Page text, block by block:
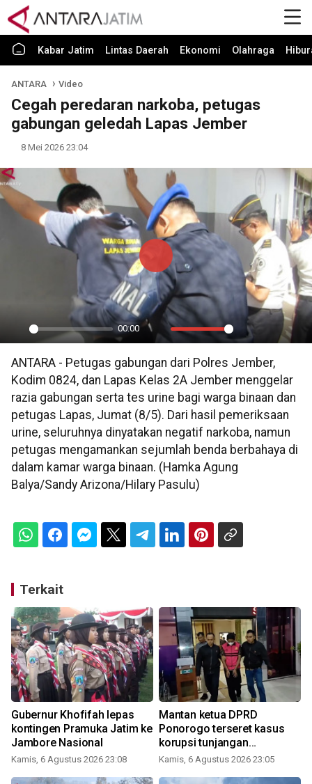
Kabar Jatim Lintas Daerah Ekonomi Olahraga
ANTARA Video
Cegah peredaran narkoba, petugas
gabungan geledah Lapas Jember
8 Mei 2026 23:04
Play
00:00
Mute Settings
PIP
Play
ANTARA - Petugas gabungan dari Polres Jember,
Kodim 0824, dan Lapas Kelas 2A Jember menggelar
razia gabungan serta tes urine bagi warga binaan dan
petugas Lapas, Jumat (8/5). Dari hasil pemeriksaan
urine, seluruhnya dinyatakan negatif narkoba, namun
petugas mengamankan sejumlah benda berbahaya di
dalam kamar warga binaan. (Hamka Agung
Balya/Sandy Arizona/Hilary Pasulu)
Terkait
Gubernur Khofifah lepas
kontingen Pramuka Jatim ke
Jambore Nasional
Kamis, 6 Agustus 2026 23:08
Mantan ketua DPRD
Ponorogo terseret kasus
korupsi tunjangan
perumahan
Kamis, 6 Agustus 2026 23:05